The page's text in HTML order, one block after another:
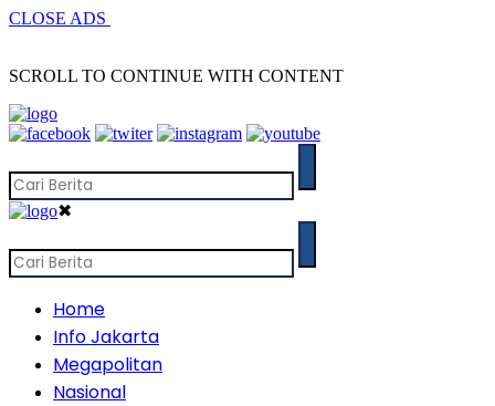
CLOSE ADS
SCROLL TO CONTINUE WITH CONTENT
✖
Home
Info Jakarta
Megapolitan
Nasional